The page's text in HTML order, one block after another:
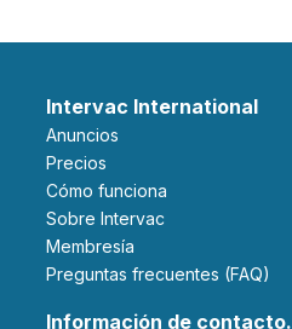
Intervac International
Anuncios
Precios
Cómo funciona
Sobre Intervac
Membresía
Preguntas frecuentes (FAQ)
Información de contacto.